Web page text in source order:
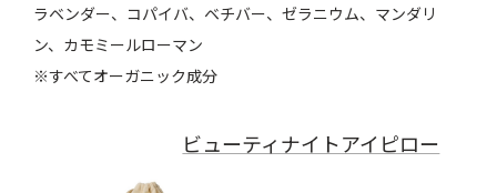
ラベンダー、コパイバ、ベチバー、ゼラニウム、マンダリ
ン、カモミールローマン
※すべてオーガニック成分
ビューティナイトアイピロー